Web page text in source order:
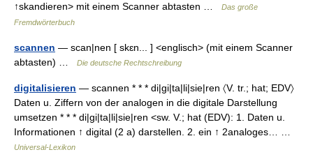
↑skandieren> mit einem Scanner abtasten …
Das große
Fremdwörterbuch
scannen — scan|nen [ skɛn... ] <englisch> (mit einem Scanner
abtasten) …
Die deutsche Rechtschreibung
digitalisieren — scannen * * * di|gi|ta|li|sie|ren 〈V. tr.; hat; EDV〉
Daten u. Ziffern von der analogen in die digitale Darstellung
umsetzen * * * di|gi|ta|li|sie|ren <sw. V.; hat (EDV): 1. Daten u.
Informationen ↑ digital (2 a) darstellen. 2. ein ↑ 2analoges… …
Universal-Lexikon